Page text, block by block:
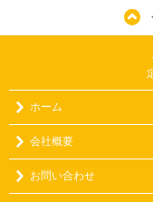
ホーム
会社概要
お問い合わせ